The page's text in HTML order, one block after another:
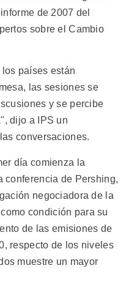
de 2007 del
sobre el Cambio
países están
las sesiones se
y se percibe
dijo a IPS un
conversaciones.
día comienza la
conferencia de Pershing,
negociadora de la
condición para su
de las emisiones de
respecto de los niveles
muestre un mayor